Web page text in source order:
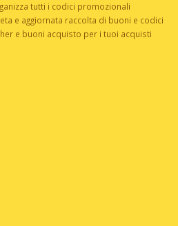
tutti i codici promozionali
e aggiornata raccolta di buoni e codici
e buoni acquisto per i tuoi acquisti